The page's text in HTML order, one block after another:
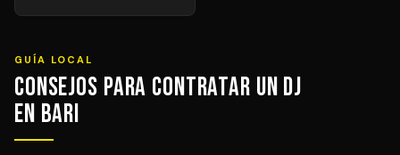
GUÍA LOCAL
Consejos para Contratar un DJ
en Bari